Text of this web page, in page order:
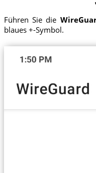
Führen Sie die
blaues +-Symbol.